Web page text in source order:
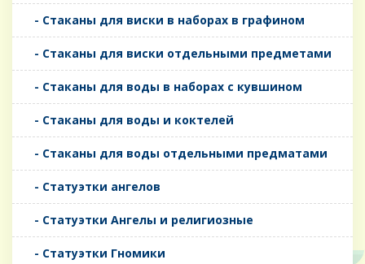
- Стаканы для виски в наборах в графином
- Стаканы для виски отдельными предметами
- Стаканы для воды в наборах с кувшином
- Стаканы для воды и коктелей
- Стаканы для воды отдельными предматами
- Статуэтки ангелов
- Статуэтки Ангелы и религиозные
- Статуэтки Гномики